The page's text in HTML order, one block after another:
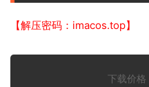
【解压密码：imacos.top】
下载价格